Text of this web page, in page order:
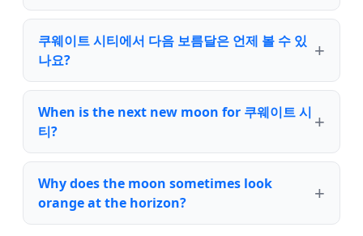
쿠웨이트 시티에서 다음 보름달은 언제 볼 수 있
나요?
When is the next new moon for 쿠웨이트 시
티?
Why does the moon sometimes look
orange at the horizon?